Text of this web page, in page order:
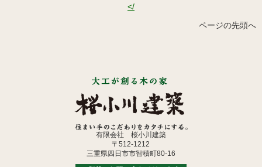
</
ページの先頭へ
有限会社 桜小川建築
〒512-1212
三重県四日市市智積町80-16